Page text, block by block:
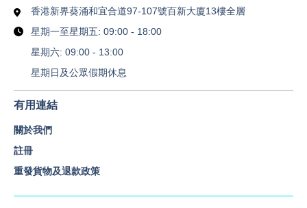
香港新界葵涌和宜合道97-107號百新大廈13樓全層
星期一至星期五: 09:00 - 18:00
星期六: 09:00 - 13:00
星期日及公眾假期休息
有用連結
關於我們
註冊
重發貨物及退款政策